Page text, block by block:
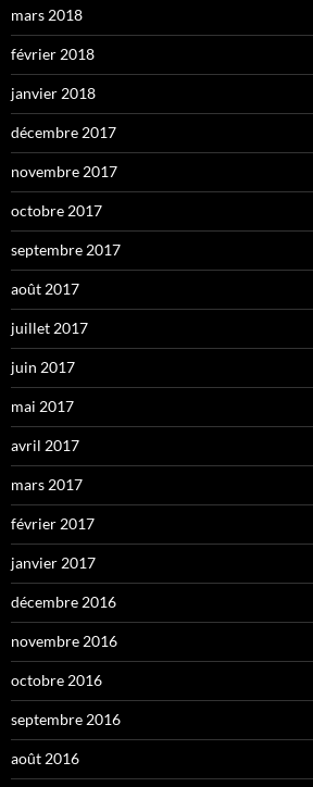
mars 2018
février 2018
janvier 2018
décembre 2017
novembre 2017
octobre 2017
septembre 2017
août 2017
juillet 2017
juin 2017
mai 2017
avril 2017
mars 2017
février 2017
janvier 2017
décembre 2016
novembre 2016
octobre 2016
septembre 2016
août 2016